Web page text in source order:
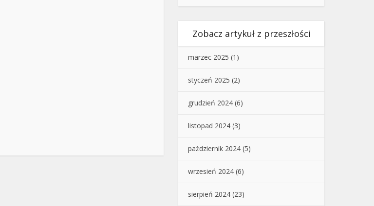
Zobacz artykuł z przeszłości
marzec 2025 (1)
styczeń 2025 (2)
grudzień 2024 (6)
listopad 2024 (3)
październik 2024 (5)
wrzesień 2024 (6)
sierpień 2024 (23)